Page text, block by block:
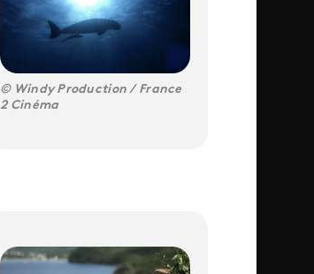
Windy Production / France
2 Cinéma